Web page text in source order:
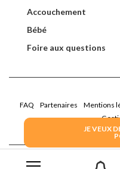
JE VEUX
Accouchement
Bébé
Foire aux questions
FAQ Partenaires Mentions